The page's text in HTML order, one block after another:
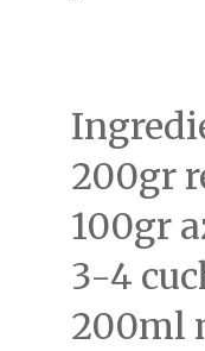
200gr
100gr
3-4
200ml